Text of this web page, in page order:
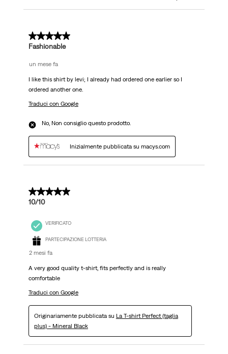
5 su 5 stelle.
Fashionable
un mese fa
I like this shirt by levi; I already had ordered one earlier so I
ordered another one.
Traduci con Google
No, Non consiglio questo prodotto.
Inizialmente pubblicata su macys.com
5 su 5 stelle.
10/10
VERIFICATO
PARTECIPAZIONE LOTTERIA
2 mesi fa
A very good quality t-shirt, fits perfectly and is really
comfortable
Traduci con Google
Originariamente pubblicata su La T-shirt Perfect (taglia
plus) - Mineral Black